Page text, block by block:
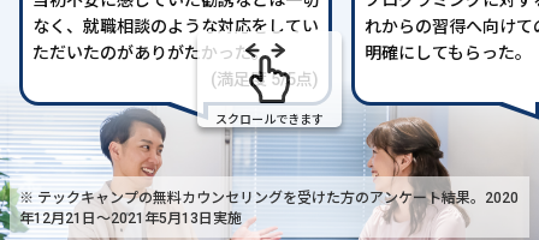
なく、就職相談のような対応をしてい
ただいたのがありがたかった。
(満足度 5/5点)
れからの習得へ向け
明確にしてもらった。
スクロールできます
※ テックキャンプの無料カウンセリングを受けた方のアンケート結果。2020
年12月21日〜2021年5月13日実施